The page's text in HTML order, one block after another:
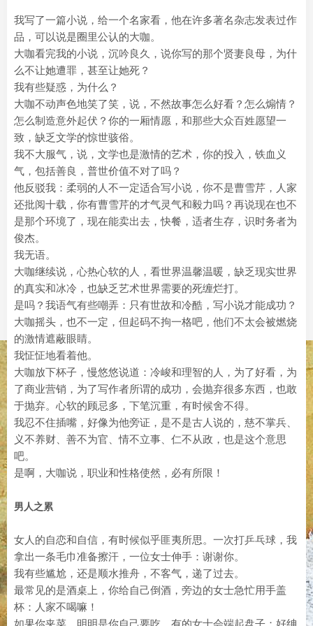
我写了一篇小说，给一个名家看，他在许多著名杂志发表过作
品，可以说是圈里公认的大咖。
大咖看完我的小说，沉吟良久，说你写的那个贤妻良母，为什
么不让她遭罪，甚至让她死？
我有些疑惑，为什么？
大咖不动声色地笑了笑，说，不然故事怎么好看？怎么煽情？
怎么制造意外起伏？你的一厢情愿，和那些大众百姓愿望一
致，缺乏文学的惊世骇俗。
我不大服气，说，文学也是激情的艺术，你的投入，铁血义
气，包括善良，普世价值不对了吗？
他反驳我：柔弱的人不一定适合写小说，你不是曹雪芹，人家
还批阅十载，你有曹雪芹的才气灵气和毅力吗？再说现在也不
是那个环境了，现在能卖出去，快餐，适者生存，识时务者为
俊杰。
我无语。
大咖继续说，心热心软的人，看世界温馨温暖，缺乏现实世界
的真实和冰冷，也缺乏艺术世界需要的死缠烂打。
是吗？我语气有些嘲弄：只有世故和冷酷，写小说才能成功？
大咖摇头，也不一定，但起码不拘一格吧，他们不太会被燃烧
的激情遮蔽眼睛。
我怔怔地看着他。
大咖放下杯子，慢悠悠说道：冷峻和理智的人，为了好看，为
了商业营销，为了写作者所谓的成功，会抛弃很多东西，也敢
于抛弃。心软的顾忌多，下笔沉重，有时候舍不得。
我忍不住插嘴，好像为他旁证，是不是古人说的，慈不掌兵、
义不养财、善不为官、情不立事、仁不从政，也是这个意思
吧。
是啊，大咖说，职业和性格使然，必有所限！
男人之累
女人的自恋和自信，有时候似乎匪夷所思。一次打乒乓球，我
拿出一条毛巾准备擦汗，一位女士伸手：谢谢你。
我有些尴尬，还是顺水推舟，不客气，递了过去。
最常见的是酒桌上，你给自己倒酒，旁边的女士急忙用手盖
杯：人家不喝嘛！